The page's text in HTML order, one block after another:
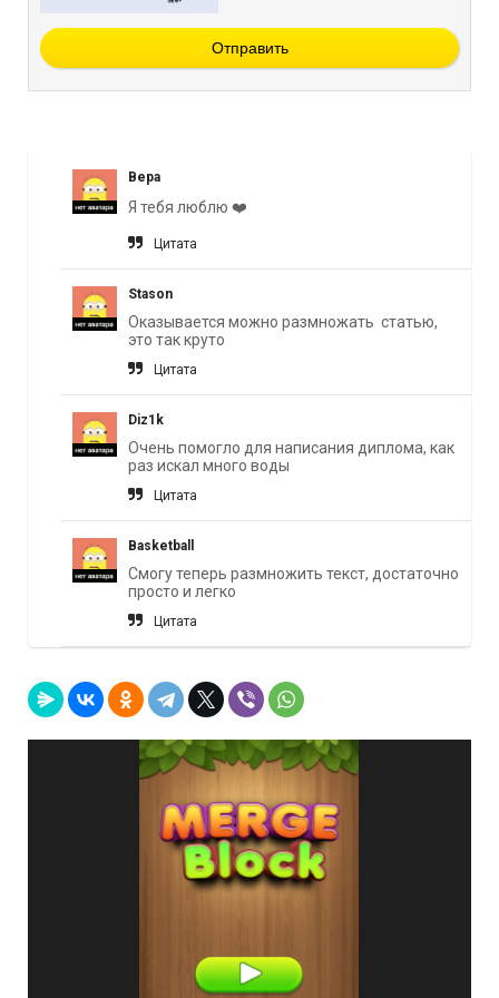
Отправить
Вера
Я тебя люблю ❤️
Цитата
Stason
Оказывается можно размножать статью,
это так круто
Цитата
Diz1k
Очень помогло для написания диплома, как
раз искал много воды
Цитата
Basketball
Смогу теперь размножить текст, достаточно
просто и легко
Цитата